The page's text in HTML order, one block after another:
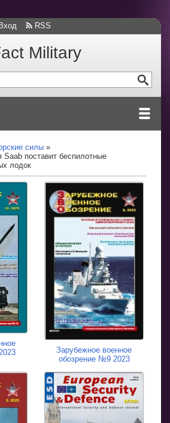
Вход RSS
Military
силы
поставит беспилотные
лодок
Зарубежное военное
обозрение №9 2023